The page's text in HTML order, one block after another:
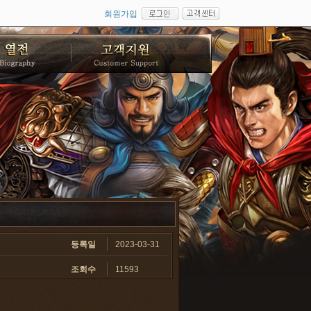
회원가입
등록일 2023-03-31
조회수 11593